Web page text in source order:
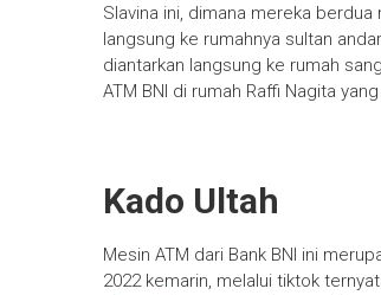
Slavina ini, dimana mereka
langsung ke rumahnya sultan
diantarkan langsung ke rumah
ATM BNI di rumah Raffi Nagita
Kado Ultah
Mesin ATM dari Bank BNI ini
2022 kemarin, melalui tiktok